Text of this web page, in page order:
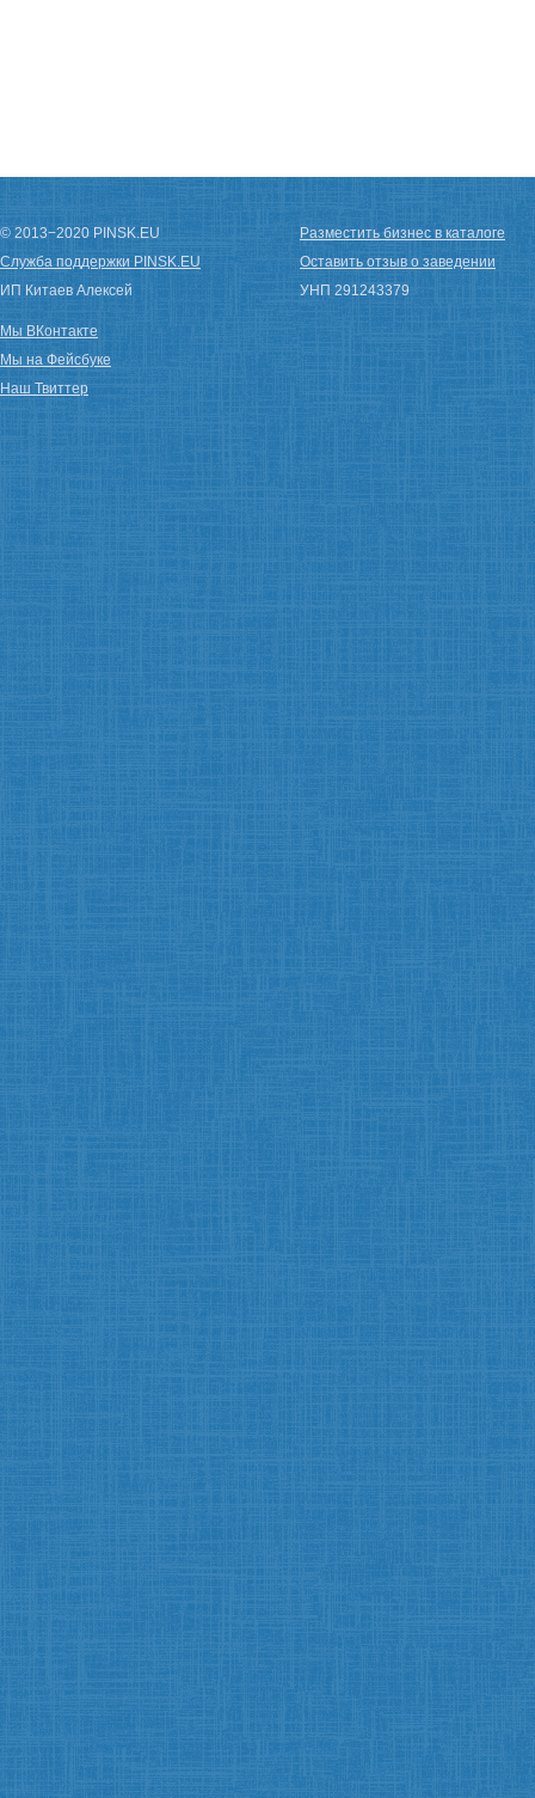
© 2013−2020 PINSK.EU
Служба поддержки PINSK.EU
ИП Китаев Алексей
Разместить бизнес в каталоге
Оставить отзыв о заведении
УНП 291243379
Мы ВКонтакте
Мы на Фейсбуке
Наш Твиттер